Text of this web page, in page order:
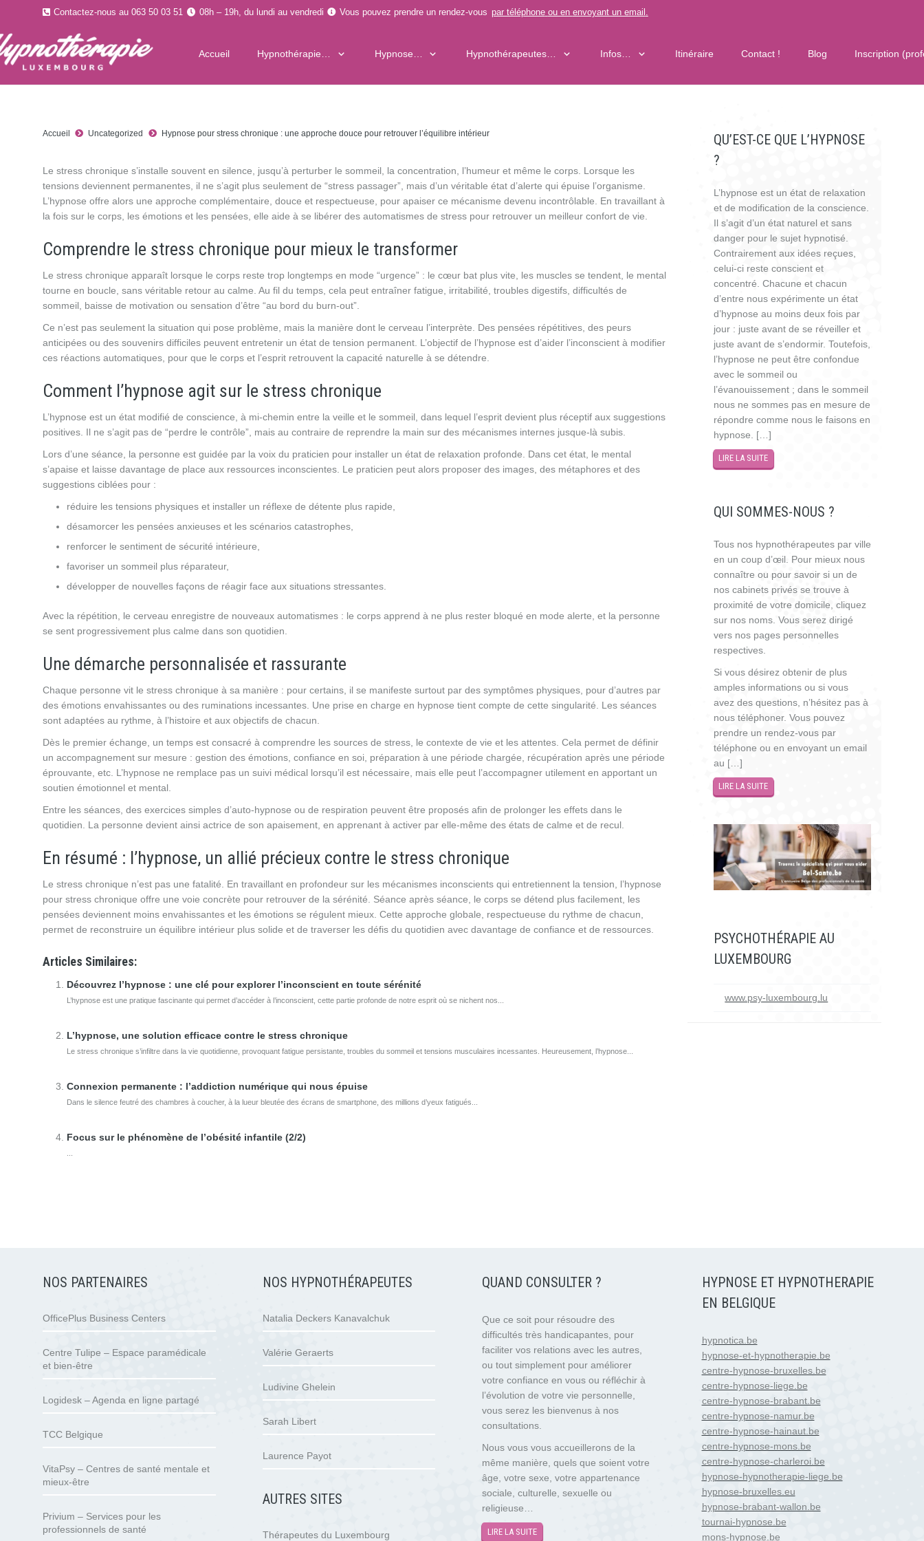
Contactez-nous au 063 50 03 51 08h – 19h, du lundi au vendredi Vous pouvez prendre un rendez-vous par téléphone ou en envoyant un email
Accueil Hypnothérapie… Hypnose… Hypnothérapeutes… Infos… Itinéraire Contact ! Blog Inscription
Accueil Uncategorized Hypnose pour stress chronique : une approche douce pour retrouver l’équilibre intérieur
Le stress chronique s’installe souvent en silence, jusqu’à perturber le sommeil, la concentration, l’humeur et même le corps. Lorsque les
tensions deviennent permanentes, il ne s’agit plus seulement de “stress passager”, mais d’un véritable état d’alerte qui épuise l’organisme.
L’hypnose offre alors une approche complémentaire, douce et respectueuse, pour apaiser ce mécanisme devenu incontrôlable. En travaillant à
la fois sur le corps, les émotions et les pensées, elle aide à se libérer des automatismes de stress pour retrouver un meilleur confort de vie.
Comprendre le stress chronique pour mieux le transformer
Le stress chronique apparaît lorsque le corps reste trop longtemps en mode “urgence” : le cœur bat plus vite, les muscles se tendent, le mental
tourne en boucle, sans véritable retour au calme. Au fil du temps, cela peut entraîner fatigue, irritabilité, troubles digestifs, difficultés de
sommeil, baisse de motivation ou sensation d’être “au bord du burn-out”.
Ce n’est pas seulement la situation qui pose problème, mais la manière dont le cerveau l’interprète. Des pensées répétitives, des peurs
anticipées ou des souvenirs difficiles peuvent entretenir un état de tension permanent. L’objectif de l’hypnose est d’aider l’inconscient à modifier
ces réactions automatiques, pour que le corps et l’esprit retrouvent la capacité naturelle à se détendre.
Comment l’hypnose agit sur le stress chronique
L’hypnose est un état modifié de conscience, à mi-chemin entre la veille et le sommeil, dans lequel l’esprit devient plus réceptif aux suggestions
positives. Il ne s’agit pas de “perdre le contrôle”, mais au contraire de reprendre la main sur des mécanismes internes jusque-là subis.
Lors d’une séance, la personne est guidée par la voix du praticien pour installer un état de relaxation profonde. Dans cet état, le mental
s’apaise et laisse davantage de place aux ressources inconscientes. Le praticien peut alors proposer des images, des métaphores et des
suggestions ciblées pour :
réduire les tensions physiques et installer un réflexe de détente plus rapide,
désamorcer les pensées anxieuses et les scénarios catastrophes,
renforcer le sentiment de sécurité intérieure,
favoriser un sommeil plus réparateur,
développer de nouvelles façons de réagir face aux situations stressantes.
Avec la répétition, le cerveau enregistre de nouveaux automatismes : le corps apprend à ne plus rester bloqué en mode alerte, et la personne
se sent progressivement plus calme dans son quotidien.
Une démarche personnalisée et rassurante
Chaque personne vit le stress chronique à sa manière : pour certains, il se manifeste surtout par des symptômes physiques, pour d’autres par
des émotions envahissantes ou des ruminations incessantes. Une prise en charge en hypnose tient compte de cette singularité. Les séances
sont adaptées au rythme, à l’histoire et aux objectifs de chacun.
Dès le premier échange, un temps est consacré à comprendre les sources de stress, le contexte de vie et les attentes. Cela permet de définir
un accompagnement sur mesure : gestion des émotions, confiance en soi, préparation à une période chargée, récupération après une période
éprouvante, etc. L’hypnose ne remplace pas un suivi médical lorsqu’il est nécessaire, mais elle peut l’accompagner utilement en apportant un
soutien émotionnel et mental.
Entre les séances, des exercices simples d’auto-hypnose ou de respiration peuvent être proposés afin de prolonger les effets dans le
quotidien. La personne devient ainsi actrice de son apaisement, en apprenant à activer par elle-même des états de calme et de recul.
En résumé : l’hypnose, un allié précieux contre le stress chronique
Le stress chronique n’est pas une fatalité. En travaillant en profondeur sur les mécanismes inconscients qui entretiennent la tension, l’hypnose
pour stress chronique offre une voie concrète pour retrouver de la sérénité. Séance après séance, le corps se détend plus facilement, les
pensées deviennent moins envahissantes et les émotions se régulent mieux. Cette approche globale, respectueuse du rythme de chacun,
permet de reconstruire un équilibre intérieur plus solide et de traverser les défis du quotidien avec davantage de confiance et de ressources.
Articles Similaires:
Découvrez l’hypnose : une clé pour explorer l’inconscient en toute sérénité
L’hypnose est une pratique fascinante qui permet d’accéder à l’inconscient, cette partie profonde de notre esprit où se nichent nos...
L’hypnose, une solution efficace contre le stress chronique
Le stress chronique s’infiltre dans la vie quotidienne, provoquant fatigue persistante, troubles du sommeil et tensions musculaires incessantes. Heureusement, l’hypnose...
Connexion permanente : l’addiction numérique qui nous épuise
Dans le silence feutré des chambres à coucher, à la lueur bleutée des écrans de smartphone, des millions d’yeux fatigués...
Focus sur le phénomène de l’obésité infantile (2/2)
QU’EST-CE QUE L’HYPNOSE
?
L’hypnose est un état de relaxation
et de modification de la conscience.
Il s’agit d’un état naturel et sans
danger pour le sujet hypnotisé.
Contrairement aux idées reçues,
celui-ci reste conscient et
concentré. Chacune et chacun
d’entre nous expérimente un état
d’hypnose au moins deux fois par
jour : juste avant de se réveiller et
juste avant de s’endormir. Toutefois,
l’hypnose ne peut être confondue
avec le sommeil ou
l’évanouissement ; dans le sommeil
nous ne sommes pas en mesure de
répondre comme nous le faisons en
hypnose. […]
LIRE LA SUITE
QUI SOMMES-NOUS ?
Tous nos hypnothérapeutes par ville
en un coup d’œil. Pour mieux nous
connaître ou pour savoir si un de
nos cabinets privés se trouve à
proximité de votre domicile, cliquez
sur nos noms. Vous serez dirigé
vers nos pages personnelles
respectives.
Si vous désirez obtenir de plus
amples informations ou si vous
avez des questions, n’hésitez pas à
nous téléphoner. Vous pouvez
prendre un rendez-vous par
téléphone ou en envoyant un email
au […]
LIRE LA SUITE
PSYCHOTHÉRAPIE AU
LUXEMBOURG
www.psy-luxembourg.lu
NOS PARTENAIRES
OfficePlus Business Centers
Centre Tulipe – Espace paramédicale
et bien-être
Logidesk – Agenda en ligne partagé
TCC Belgique
VitaPsy – Centres de santé mentale et
mieux-être
Privium – Services pour les
professionnels de santé
NOS HYPNOTHÉRAPEUTES
Natalia Deckers Kanavalchuk
Valérie Geraerts
Ludivine Ghelein
Sarah Libert
Laurence Payot
AUTRES SITES
Thérapeutes du Luxembourg
QUAND CONSULTER ?
Que ce soit pour résoudre des
difficultés très handicapantes, pour
faciliter vos relations avec les autres,
ou tout simplement pour améliorer
votre confiance en vous ou réfléchir à
l’évolution de votre vie personnelle,
vous serez les bienvenus à nos
consultations.
Nous vous vous accueillerons de la
même manière, quels que soient votre
âge, votre sexe, votre appartenance
sociale, culturelle, sexuelle ou
religieuse…
LIRE LA SUITE
HYPNOSE ET HYPNOTHERAPIE
EN BELGIQUE
hypnotica.be
hypnose-et-hypnotherapie.be
centre-hypnose-bruxelles.be
centre-hypnose-liege.be
centre-hypnose-brabant.be
centre-hypnose-namur.be
centre-hypnose-hainaut.be
centre-hypnose-mons.be
centre-hypnose-charleroi.be
hypnose-hypnotherapie-liege.be
hypnose-bruxelles.eu
hypnose-brabant-wallon.be
tournai-hypnose.be
mons-hypnose.be